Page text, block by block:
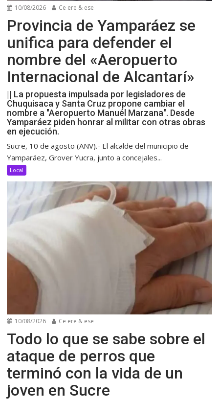
10/08/2026 Ce ere & ese
Provincia de Yamparáez se
unifica para defender el
nombre del «Aeropuerto
Internacional de Alcantarí»
|| La propuesta impulsada por legisladores de
Chuquisaca y Santa Cruz propone cambiar el
nombre a "Aeropuerto Manuél Marzana". Desde
Yamparáez piden honrar al militar con otras obras
en ejecución.
Sucre, 10 de agosto (ANV).- El alcalde del municipio de
Yamparáez, Grover Yucra, junto a concejales...
Local
10/08/2026 Ce ere & ese
Todo lo que se sabe sobre el
ataque de perros que
terminó con la vida de un
joven en Sucre